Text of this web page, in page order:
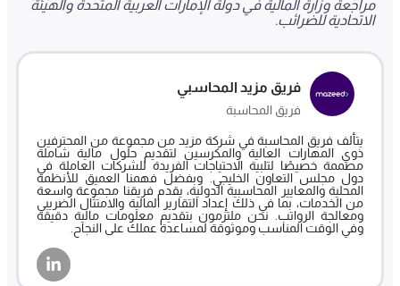
مراجعة وزارة المالية في دولة الإمارات العربية المتحدة والهيئة
الاتحادية للضرائب.
فريق مزيد المحاسبي
فريق المحاسبة
يتألف فريق المحاسبة في شركة مزيد من مجموعة من المحترفين
ذوي المهارات العالية والمكرسين لتقديم حلول مالية شاملة
مصممة خصيصًا لتلبية الاحتياجات الفريدة للشركات العاملة في
دول مجلس التعاون الخليجي. وبفضل فهمنا العميق للأنظمة
المحلية والمعايير المحاسبية الدولية، يقدم فريقنا مجموعة واسعة
من الخدمات، بما في ذلك إعداد التقارير المالية والامتثال الضريبي
ومعالجة الرواتب. نحن ملتزمون بتقديم معلومات مالية دقيقة
وفي الوقت المناسب وموثوقة لمساعدة عملك على النجاح.